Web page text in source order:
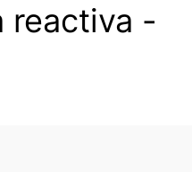
reactiva -